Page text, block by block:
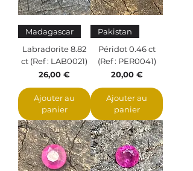
Madagascar
Labradorite 8.82
ct (Ref : LAB0021)
Prix
26,00 €
Ajouter au
panier
Pakistan
Péridot 0.46 ct
(Ref : PER0041)
Prix
20,00 €
Ajouter au
panier